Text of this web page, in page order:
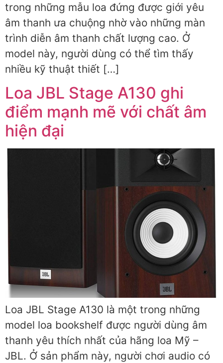
trong những mẫu loa đứng được giới yêu
âm thanh ưa chuộng nhờ vào những màn
trình diễn âm thanh chất lượng cao. Ở
model này, người dùng có thể tìm thấy
nhiều kỹ thuật thiết […]
Loa JBL Stage A130 ghi
điểm mạnh mẽ với chất âm
hiện đại
Loa JBL Stage A130 là một trong những
model loa bookshelf được người dùng âm
thanh yêu thích nhất của hãng loa Mỹ –
JBL. Ở sản phẩm này, người chơi audio có